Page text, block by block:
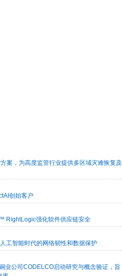
案，为高度监管行业提供多区域灾难恢复及
创始客户
RightLogic强化软件供应链安全
工智能时代的网络韧性和数据保护
业公司CODELCO启动研究与概念验证，旨